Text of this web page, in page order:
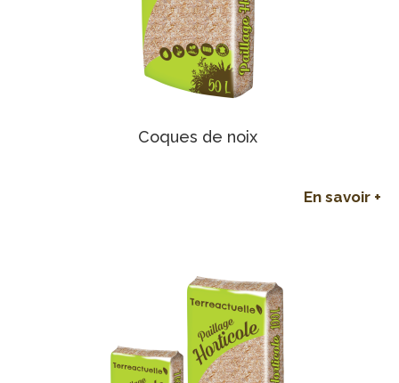
Coques de noix
En savoir +